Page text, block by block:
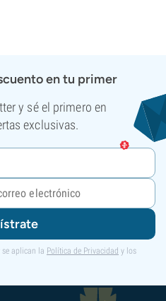
en tu primer
y sé el primero en
exclusivas.
se aplican la Política de Privacidad y los